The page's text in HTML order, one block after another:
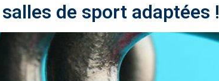
de sport adaptées !